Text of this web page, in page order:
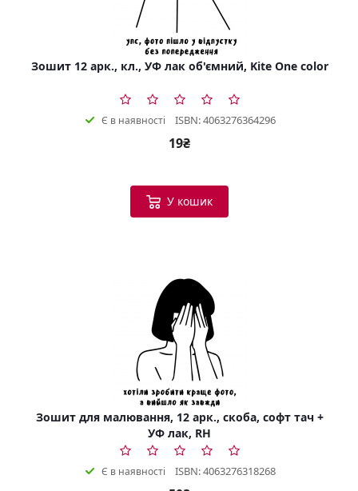
Зошит 12 арк., кл., УФ лак об'ємний, Kite One color
Є в наявності ISBN: 4063276364296
19₴
У кошик
Зошит для малювання, 12 арк., скоба, софт тач +
УФ лак, RH
Є в наявності ISBN: 4063276318268